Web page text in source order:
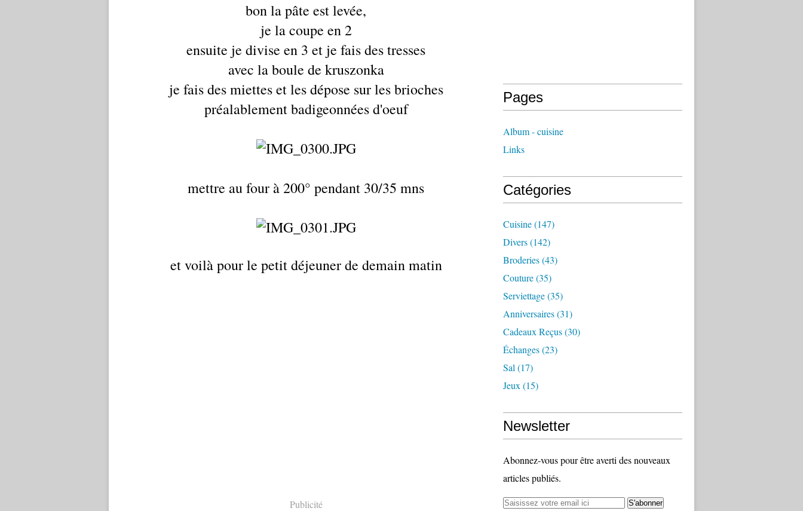
bon la pâte est levée,
je la coupe en 2
ensuite je divise en 3 et je fais des tresses
avec la boule de kruszonka
je fais des miettes et les dépose sur les brioches
préalablement badigeonnées d'oeuf
mettre au four à 200° pendant 30/35 mns
et voilà pour le petit déjeuner de demain matin
Publicité
Pages
Album - cuisine
Links
Catégories
Cuisine(147)
Divers(142)
Broderies(43)
Couture(35)
Serviettage(35)
Anniversaires(31)
Cadeaux Reçus(30)
Échanges(23)
Sal (17)
Jeux (15)
Newsletter
Abonnez-vous pour être averti des nouveaux
articles publiés.